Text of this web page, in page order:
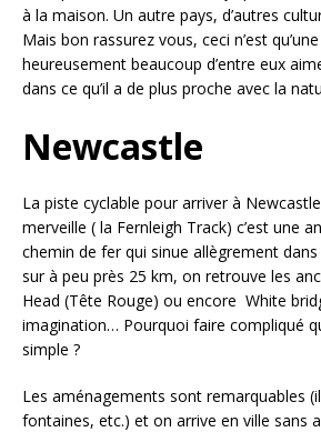
à la maison. Un autre pays, d’autres
Mais bon rassurez vous, ceci n’est
heureusement beaucoup d’entre eux
dans ce qu’il a de plus proche avec la
Newcastle
La piste cyclable pour arriver à
merveille ( la Fernleigh Track) c’est une
chemin de fer qui sinue allègrement
sur à peu près 25 km, on retrouve les
Head (Tête Rouge) ou encore White
imagination… Pourquoi faire compliqué
simple ?
Les aménagements sont remarquables
fontaines, etc.) et on arrive en ville sans